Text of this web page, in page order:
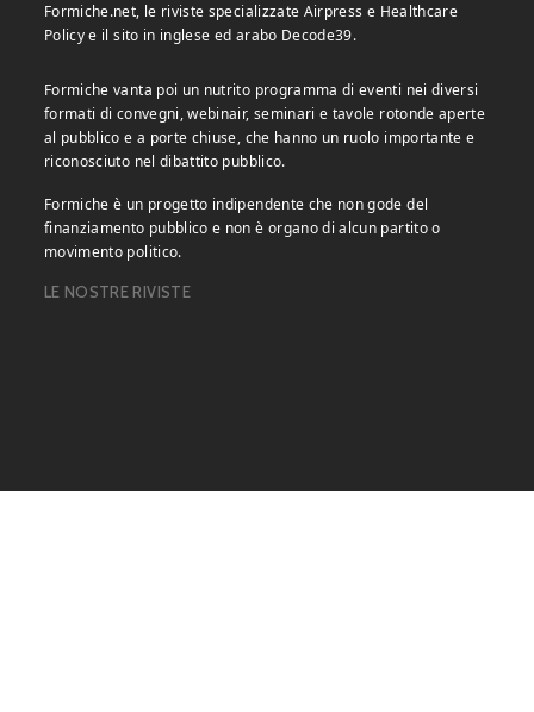
Formiche.net, le riviste specializzate Airpress e Healthcare
Policy e il sito in inglese ed arabo Decode39.
Formiche vanta poi un nutrito programma di eventi nei diversi
formati di convegni, webinair, seminari e tavole rotonde aperte
al pubblico e a porte chiuse, che hanno un ruolo importante e
riconosciuto nel dibattito pubblico.
Formiche è un progetto indipendente che non gode del
finanziamento pubblico e non è organo di alcun partito o
movimento politico.
LE NOSTRE RIVISTE